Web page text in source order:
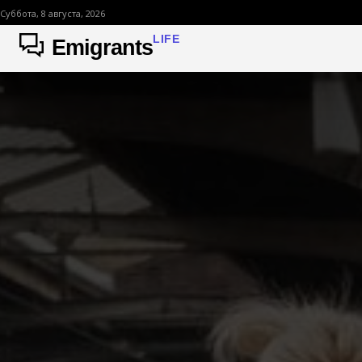
Суббота, 8 августа, 2026
EmigrantsLIFE